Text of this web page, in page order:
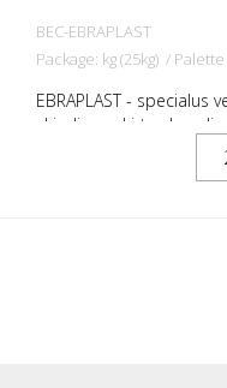
BEC-EBRAPLAST
Package: kg (25kg) / Palette
EBRAPLAST - specialus
skiedinys, skirtas
remontui paruoštas
mišinys, 0-2 grūdelių